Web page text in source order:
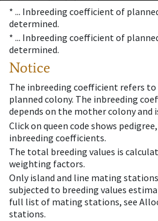
* ... Inbreeding coefficient of
determined.
* ... Inbreeding coefficient of
determined.
Notice
The inbreeding coefficient refers
planned colony. The inbreeding
depends on the mother colony and
Click on queen code shows
inbreeding coefficients.
The total breeding values is
weighting factors.
Only island and line mating
subjected to breeding values
full list of mating stations, see
stations.